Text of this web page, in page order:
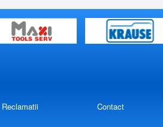
Reclamatii Contact